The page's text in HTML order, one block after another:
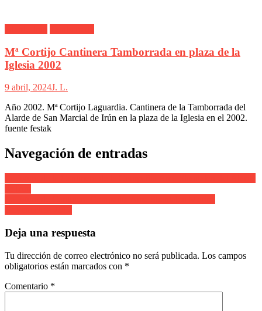
Mª Cortijo Cantinera Tamborrada en plaza de la
Iglesia 2002
9 abril, 2024J. L.
Año 2002. Mª Cortijo Laguardia. Cantinera de la Tamborrada del
Alarde de San Marcial de Irún en la plaza de la Iglesia en el 2002.
fuente festak
Navegación de entradas
Deja una respuesta
Tu dirección de correo electrónico no será publicada. Los campos
obligatorios están marcados con *
Comentario *